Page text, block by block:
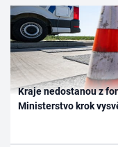
Kraje nedostanou z
Ministerstvo krok